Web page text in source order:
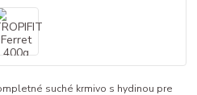
suché krmivo s hydinou pre